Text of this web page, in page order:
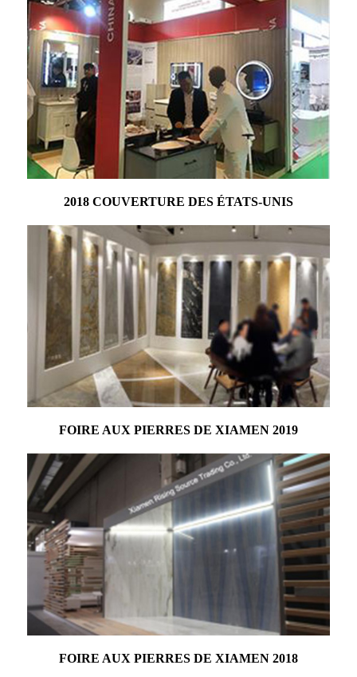
2018 COUVERTURE DES ÉTATS-UNIS
FOIRE AUX PIERRES DE XIAMEN 2019
FOIRE AUX PIERRES DE XIAMEN 2018